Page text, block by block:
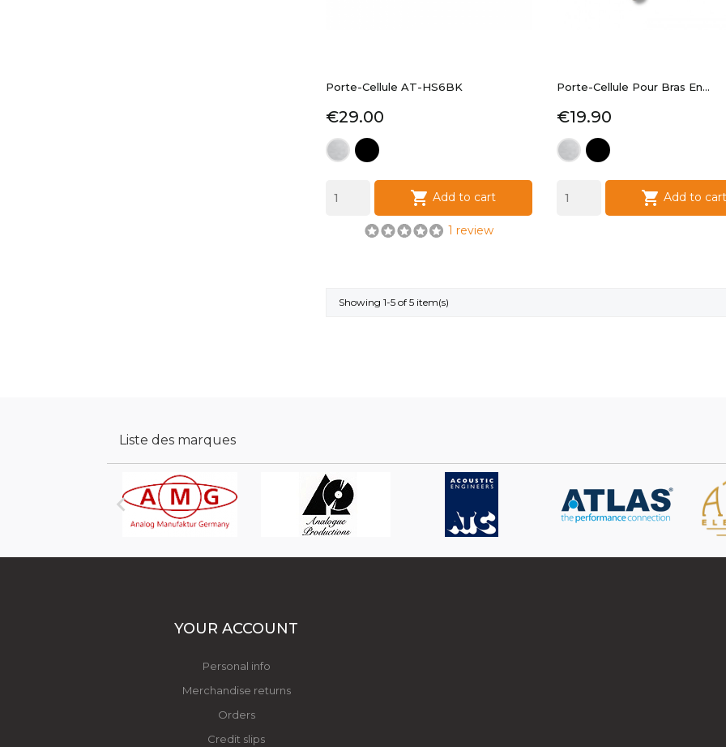
Porte-Cellule AT-HS6BK
Price
€29.00
silver black
 Add to cart
1 review
Porte-Cellule Pour Bras En...
Price
€19.90
silver black
 Add to
Showing 1-5 of 5 item(s)
Liste des marques

YOUR ACCOUNT
Personal info
Merchandise returns
Orders
Credit slips